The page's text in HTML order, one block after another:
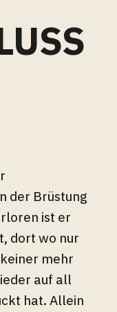
der Brüstung
ist er
dort wo nur
mehr
auf all
hat. Allein